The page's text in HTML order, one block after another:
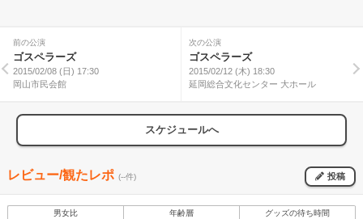
前の公演
ゴスペラーズ
2015/02/08 (日) 17:30
岡山市民会館
次の公演
ゴスペラーズ
2015/02/12 (木) 18:30
延岡総合文化センター 大ホール
スケジュールへ
レビュー/観たレポ (--件) 投稿
男女比 年齢層 グッズの待ち時間